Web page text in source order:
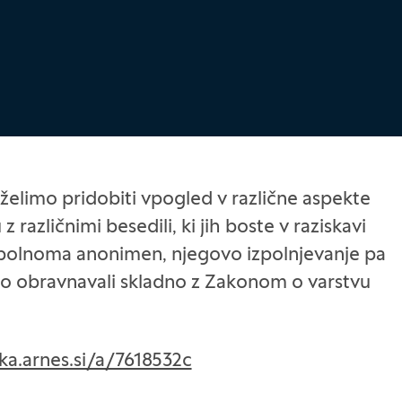
želimo pridobiti vpogled v različne aspekte
različnimi besedili, ki jih boste v raziskavi
anonimen, njegovo izpolnjevanje pa
skladno z Zakonom o varstvu
a/7618532c